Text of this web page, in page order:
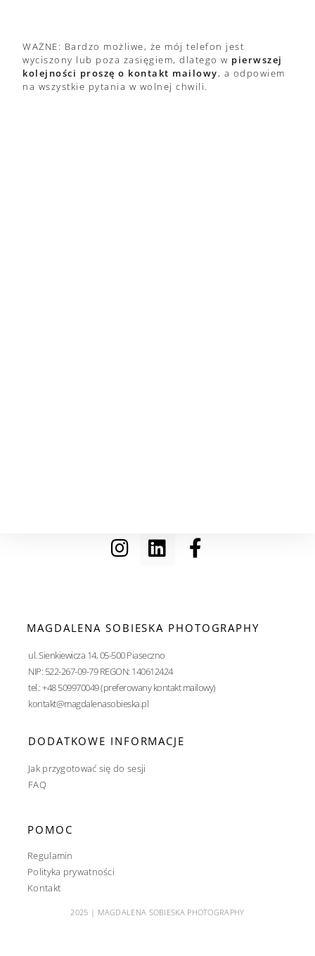
WAŻNE: Bardzo możliwe, że mój telefon jest
wyciszony lub poza zasięgiem, dlatego w pierwszej
kolejności proszę o kontakt mailowy, a odpowiem
na wszystkie pytania w wolnej chwili.
MAGDALENA SOBIESKA PHOTOGRAPHY
ul. Sienkiewicza 14, 05-500 Piaseczno
NIP: 522-267-09-79 REGON: 140612424
tel.: +48 509970049 (preferowany kontakt mailowy)
kontakt@magdalenasobieska.pl
DODATKOWE INFORMACJE
Jak przygotować się do sesji
FAQ
POMOC
Regulamin
Polityka prywatności
Kontakt
2025 | MAGDALENA SOBIESKA PHOTOGRAPHY